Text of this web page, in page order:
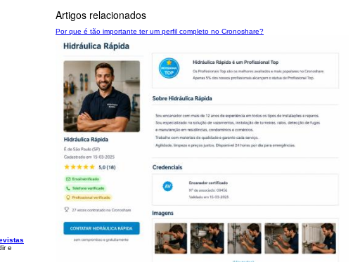
e
Artigos relacionados
Por que é tão importante ter um perfil completo no Cronoshare?